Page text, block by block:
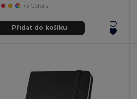
+3 Colors
Přidat do košíku